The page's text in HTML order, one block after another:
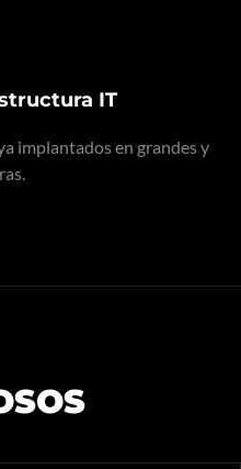
IT
implantados en grandes y